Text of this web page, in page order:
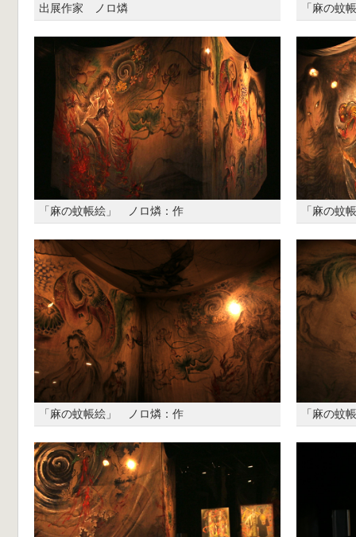
出展作家 ノロ燐 「麻の蚊
「麻の蚊帳絵」 ノロ燐：作 「麻の蚊
「麻の蚊帳絵」 ノロ燐：作 「麻の蚊